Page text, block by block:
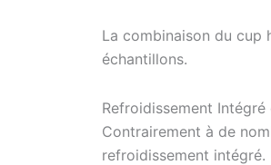
La combinaison du cup
échantillons.
Refroidissement Intégré
Contrairement à de
refroidissement intégré.